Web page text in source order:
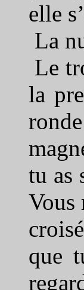
elle
La
Le
la
tu as
Vous
que